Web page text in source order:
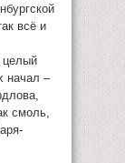
всё и
целый
начал –
смоль,